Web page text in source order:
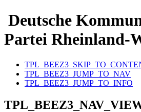
Deutsche
Partei Rheinland-
TPL_BEEZ3_JUMP_TO_NAV
TPL_BEEZ3_JUMP_TO_INFO